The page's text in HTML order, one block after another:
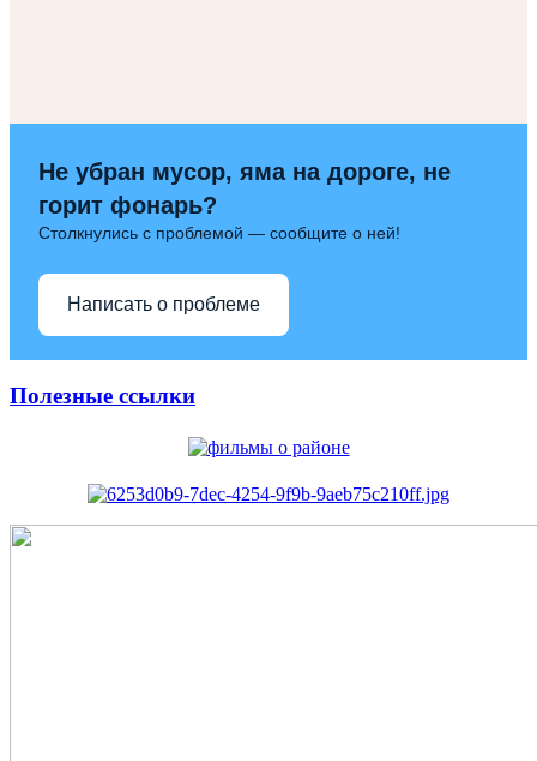
Не убран мусор, яма на дороге, не
горит фонарь?
Столкнулись с проблемой — сообщите о ней!
Написать о проблеме
Полезные ссылки